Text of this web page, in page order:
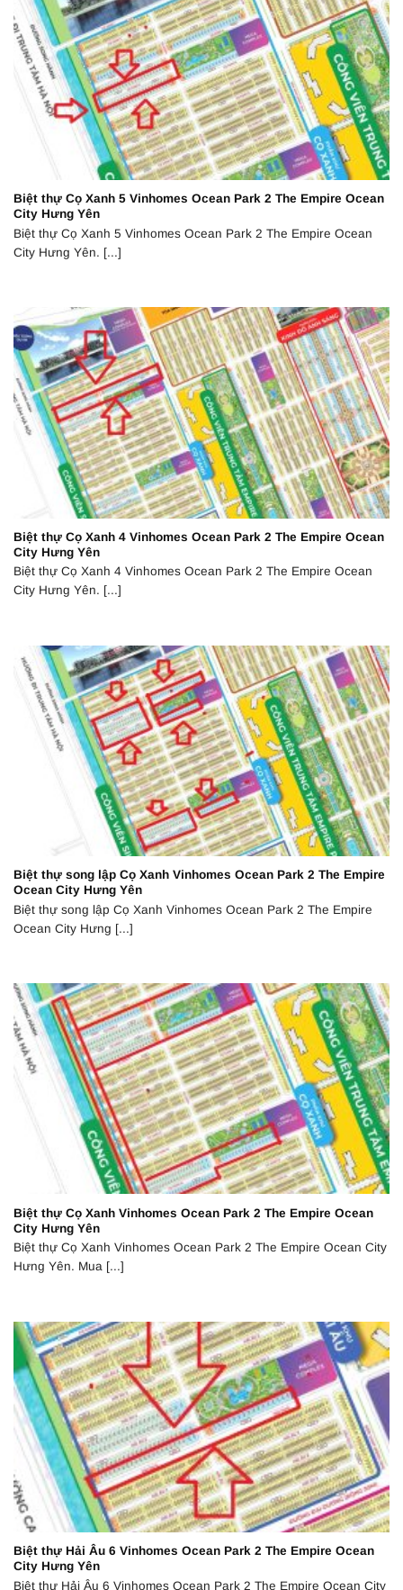
Biệt thự Cọ Xanh 5 Vinhomes Ocean Park 2 The Empire Ocean
City Hưng Yên
Biệt thự Cọ Xanh 5 Vinhomes Ocean Park 2 The Empire Ocean
City Hưng Yên. [...]
Biệt thự Cọ Xanh 4 Vinhomes Ocean Park 2 The Empire Ocean
City Hưng Yên
Biệt thự Cọ Xanh 4 Vinhomes Ocean Park 2 The Empire Ocean
City Hưng Yên. [...]
Biệt thự song lập Cọ Xanh Vinhomes Ocean Park 2 The Empire
Ocean City Hưng Yên
Biệt thự song lập Cọ Xanh Vinhomes Ocean Park 2 The Empire
Ocean City Hưng [...]
Biệt thự Cọ Xanh Vinhomes Ocean Park 2 The Empire Ocean
City Hưng Yên
Biệt thự Cọ Xanh Vinhomes Ocean Park 2 The Empire Ocean City
Hưng Yên. Mua [...]
Biệt thự Hải Âu 6 Vinhomes Ocean Park 2 The Empire Ocean
City Hưng Yên
Biệt thự Hải Âu 6 Vinhomes Ocean Park 2 The Empire Ocean City